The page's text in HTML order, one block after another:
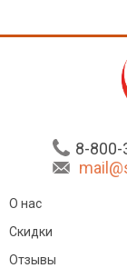
8-
О нас
Скидки
Отзывы